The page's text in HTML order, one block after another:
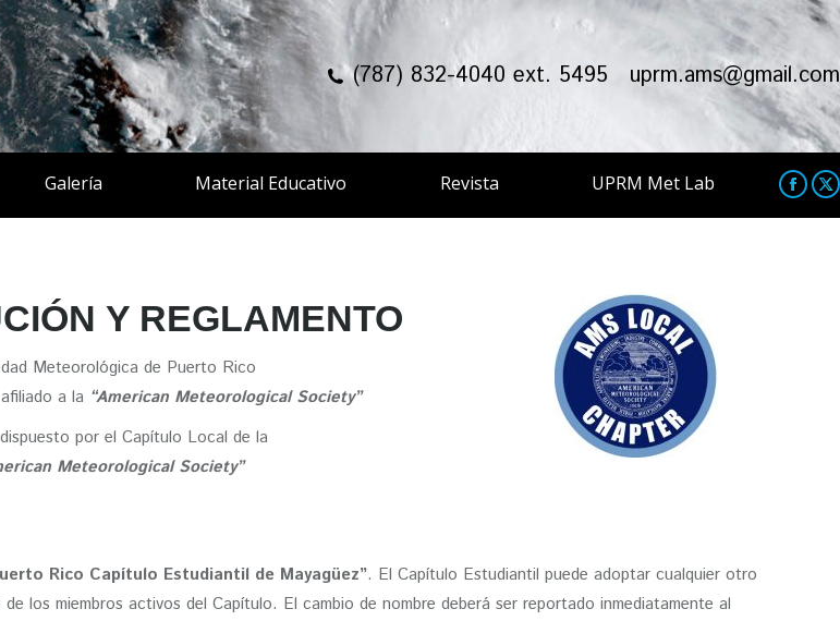
(787) 832-4040 ext. 5495 uprm.ams@gmail.com
Galería Material Educativo Revista UPRM Met Lab
page
X
Y REGLAMENTO
Meteorológica de Puerto Rico
a la “American Meteorological Society”
por el Capítulo Local de la
Meteorological Society”
Rico Capítulo Estudiantil de Mayagüez”. El Capítulo Estudiantil puede adoptar cualquier otro
los miembros activos del Capítulo. El cambio de nombre deberá ser reportado inmediatamente al